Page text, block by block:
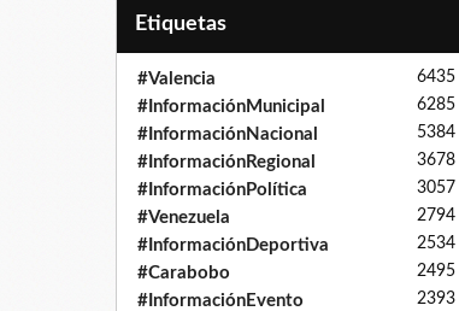
Etiquetas
#Valencia 6435
#InformaciónMunicipal 6285
#InformaciónNacional 5384
#InformaciónRegional 3678
#InformaciónPolítica 3057
#Venezuela 2794
#InformaciónDeportiva 2534
#Carabobo 2495
#InformaciónEvento 2393